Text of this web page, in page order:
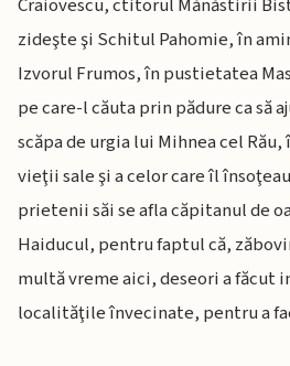
Craiovescu, ctitorul Mănăstirii
zideşte şi Schitul Pahomie, în
Izvorul Frumos, în pustietatea
pe care-l căuta prin pădure ca să
scăpa de urgia lui Mihnea cel Rău,
vieţii sale şi a celor care îl
prietenii săi se afla căpitanul de
Haiducul, pentru faptul că,
multă vreme aici, deseori a făcut
localităţile învecinate, pentru a